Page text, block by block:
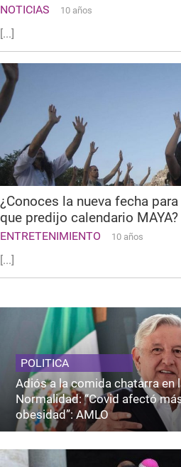
NOTICIAS 10 años
[...]
¿Conoces la nueva fecha
que predijo calendario MAYA?
ENTRETENIMIENTO 10 años
[...]
POLITICA
Adiós a la comida chatarra en
Normalidad: “Covid afectó
obesidad”: AMLO